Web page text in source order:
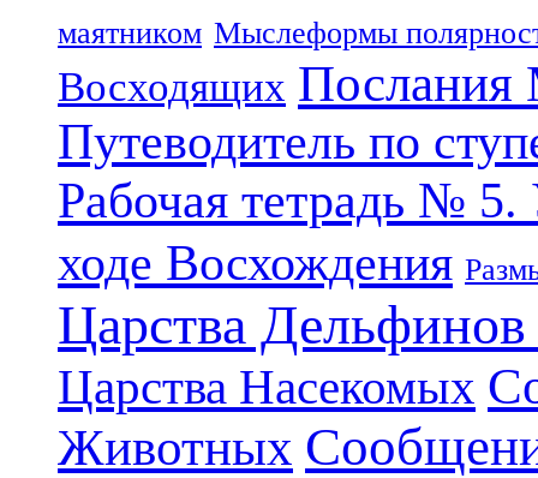
маятником Мыслеформы
Восходящих Послания
Путеводитель по
Рабочая тетрадь №
ходе Восхождения
Царства
Царства Насекомых
Животных